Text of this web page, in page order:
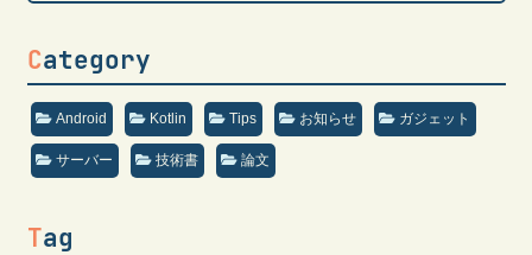
Category
Android Kotlin Tips お知らせ ガジェット
サーバー 技術書 論文
Tag